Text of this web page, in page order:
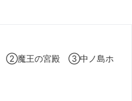
②魔王の宮殿 ③中ノ島ホ